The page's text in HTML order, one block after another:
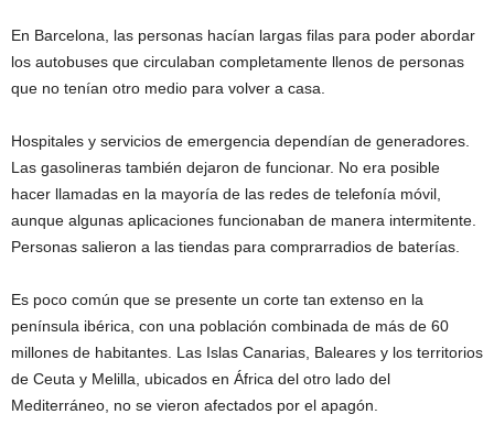
En Barcelona, las personas hacían largas filas para poder abordar
los autobuses que circulaban completamente llenos de personas
que no tenían otro medio para volver a casa.
Hospitales y servicios de emergencia dependían de generadores.
Las gasolineras también dejaron de funcionar. No era posible
hacer llamadas en la mayoría de las redes de telefonía móvil,
aunque algunas aplicaciones funcionaban de manera intermitente.
Personas salieron a las tiendas para comprarradios de baterías.
Es poco común que se presente un corte tan extenso en la
península ibérica, con una población combinada de más de 60
millones de habitantes. Las Islas Canarias, Baleares y los territorios
de Ceuta y Melilla, ubicados en África del otro lado del
Mediterráneo, no se vieron afectados por el apagón.